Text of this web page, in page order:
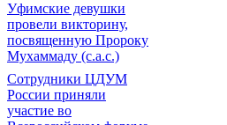
Уфимские девушки
провели викторину,
посвященную Пророку
Мухаммаду (с.а.с.)
Сотрудники ЦДУМ
России приняли
участие во